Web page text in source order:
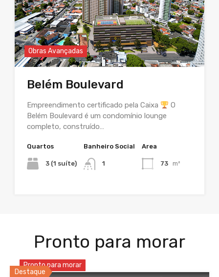
Obras Avançadas
Belém Boulevard
Empreendimento certificado pela Caixa
O
Belém Boulevard é um condomínio lounge
completo, construído…
Quartos
3 (1 suíte)
Banheiro Social
1
Area
73 m²
Pronto para morar
Destaque
Pronto para morar